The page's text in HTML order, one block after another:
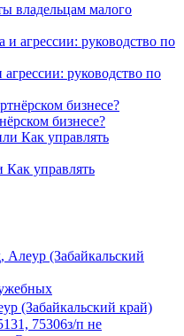
владельцам малого
руководство по
бизнесе?
Как управлять
Алеур (Забайкальский
(Забайкальский край)
75306з/п не